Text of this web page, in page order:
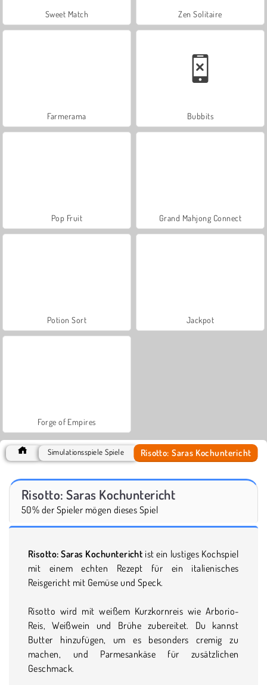
Sweet Match Zen Solitaire
Farmerama Bubbits
Pop Fruit Grand Mahjong Connect
Potion Sort Jackpot
Forge of Empires
Simulationsspiele Spiele Risotto: Saras Kochuntericht
Risotto: Saras Kochuntericht
50% der Spieler mögen dieses Spiel
Risotto: Saras Kochuntericht ist ein lustiges Kochspiel
mit einem echten Rezept für ein italienisches
Reisgericht mit Gemüse und Speck.
Risotto wird mit weißem Kurzkornreis wie Arborio-
Reis, Weißwein und Brühe zubereitet. Du kannst
Butter hinzufügen, um es besonders cremig zu
machen, und Parmesankäse für zusätzlichen
Geschmack.